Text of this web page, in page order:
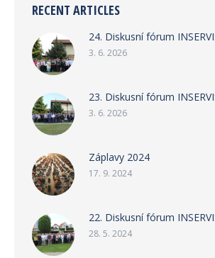
RECENT ARTICLES
24. Diskusní fórum
3. 6. 2026
23. Diskusní fórum
3. 6. 2026
Záplavy 2024
17. 9. 2024
22. Diskusní fórum
28. 5. 2024